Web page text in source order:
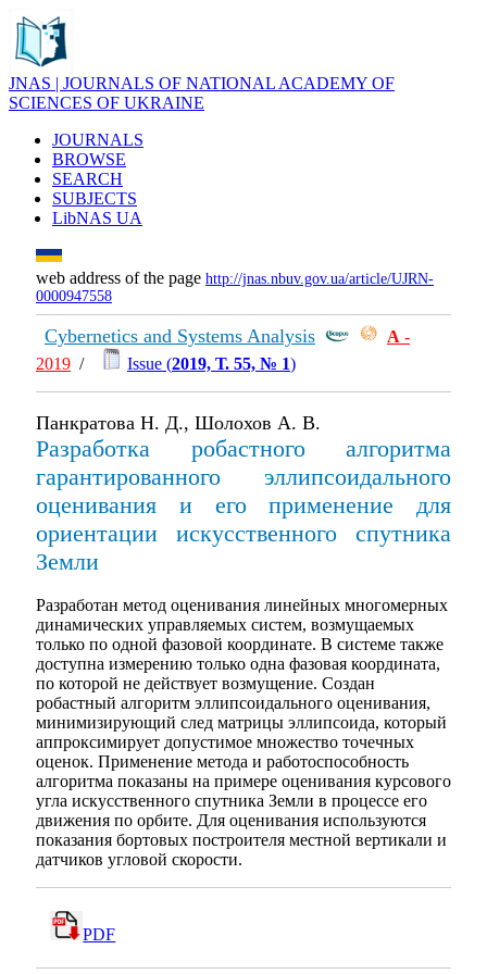
JNAS | JOURNALS OF NATIONAL ACADEMY OF
SCIENCES OF UKRAINE
JOURNALS
BROWSE
SEARCH
SUBJECTS
LibNAS UA
web address of the page http://jnas.nbuv.gov.ua/article/UJRN-
0000947558
Cybernetics and Systems Analysis А -
2019 / Issue (2019, Т. 55, № 1)
Панкратова Н. Д., Шолохов А. В.
Разработка робастного алгоритма
гарантированного эллипсоидального
оценивания и его применение для
ориентации искусственного спутника
Земли
Разработан метод оценивания линейных многомерных
динамических управляемых систем, возмущаемых
только по одной фазовой координате. В системе также
доступна измерению только одна фазовая координата,
по которой не действует возмущение. Создан
робастный алгоритм эллипсоидального оценивания,
минимизирующий след матрицы эллипсоида, который
аппроксимирует допустимое множество точечных
оценок. Применение метода и работоспособность
алгоритма показаны на примере оценивания курсового
угла искусственного спутника Земли в процессе его
движения по орбите. Для оценивания используются
показания бортовых построителя местной вертикали и
датчиков угловой скорости.
PDF